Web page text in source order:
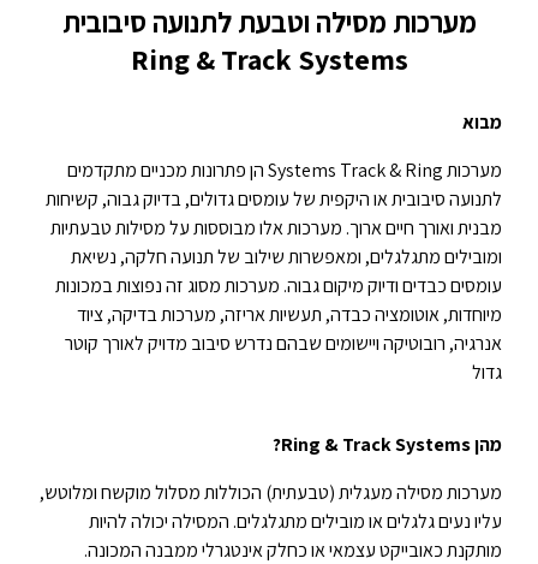
מערכות מסילה וטבעת לתנועה סיבובית
Ring & Track Systems
מבוא
מערכות Systems Track & Ring הן פתרונות מכניים מתקדמים
לתנועה סיבובית או היקפית של עומסים גדולים, בדיוק גבוה, קשיחות
מבנית ואורך חיים ארוך. מערכות אלו מבוססות על מסילות טבעתיות
ומובילים מתגלגלים, ומאפשרות שילוב של תנועה חלקה, נשיאת
עומסים כבדים ודיוק מיקום גבוה. מערכות מסוג זה נפוצות במכונות
מיוחדות, אוטומציה כבדה, תעשיות אריזה, מערכות בדיקה, ציוד
אנרגיה, רובוטיקה ויישומים שבהם נדרש סיבוב מדויק לאורך קוטר
גדול
מהן Ring & Track Systems?
מערכות מסילה מעגלית (טבעתית) הכוללות מסלול מוקשח ומלוטש,
עליו נעים גלגלים או מובילים מתגלגלים. המסילה יכולה להיות
מותקנת כאובייקט עצמאי או כחלק אינטגרלי ממבנה המכונה.